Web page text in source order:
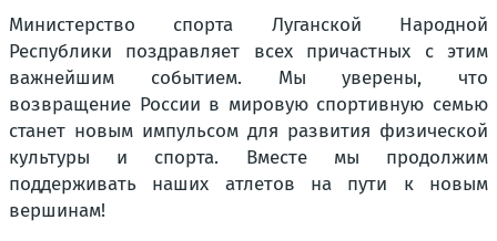
Министерство спорта Луганской Народной
Республики поздравляет всех причастных с этим
важнейшим событием. Мы уверены, что
возвращение России в мировую спортивную семью
станет новым импульсом для развития физической
культуры и спорта. Вместе мы продолжим
поддерживать наших атлетов на пути к новым
вершинам!